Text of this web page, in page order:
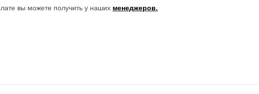
вы можете получить у наших менеджеров.